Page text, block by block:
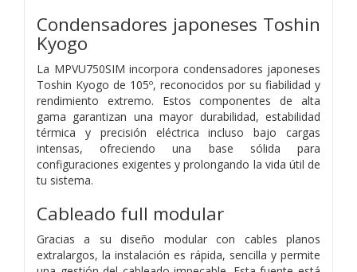
Condensadores japoneses Toshin
Kyogo
La MPVU750SIM incorpora condensadores japoneses
Toshin Kyogo de 105º, reconocidos por su fiabilidad y
rendimiento extremo. Estos componentes de alta
gama garantizan una mayor durabilidad, estabilidad
térmica y precisión eléctrica incluso bajo cargas
intensas, ofreciendo una base sólida para
configuraciones exigentes y prolongando la vida útil de
tu sistema.
Cableado full modular
Gracias a su diseño modular con cables planos
extralargos, la instalación es rápida, sencilla y permite